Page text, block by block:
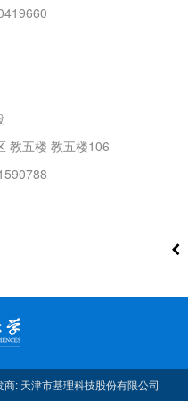
五楼 教五楼106
商: 天津市基理科技股份有限公司